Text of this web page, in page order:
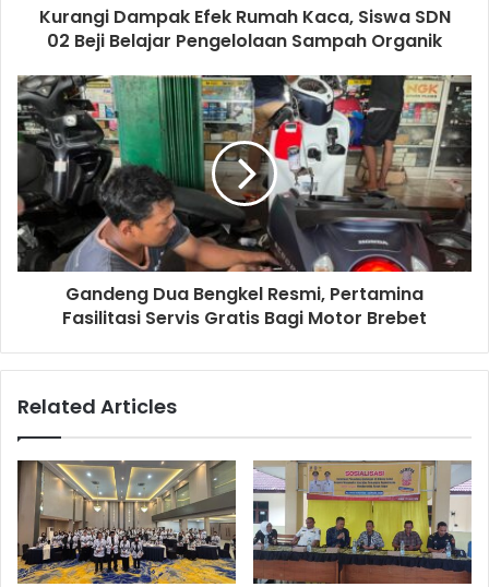
s
s
Kurangi Dampak Efek Rumah Kaca, Siswa SDN
02 Beji Belajar Pengelolaan Sampah Organik
Gandeng Dua Bengkel Resmi, Pertamina
Fasilitasi Servis Gratis Bagi Motor Brebet
Related Articles